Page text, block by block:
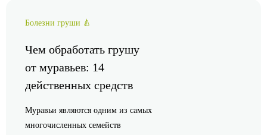
Болезни груши 🍐
Чем обработать грушу
от муравьев: 14
действенных средств
Муравьи являются одним из самых
многочисленных семейств